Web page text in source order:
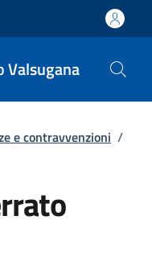
Valsugana
e contravvenzioni /